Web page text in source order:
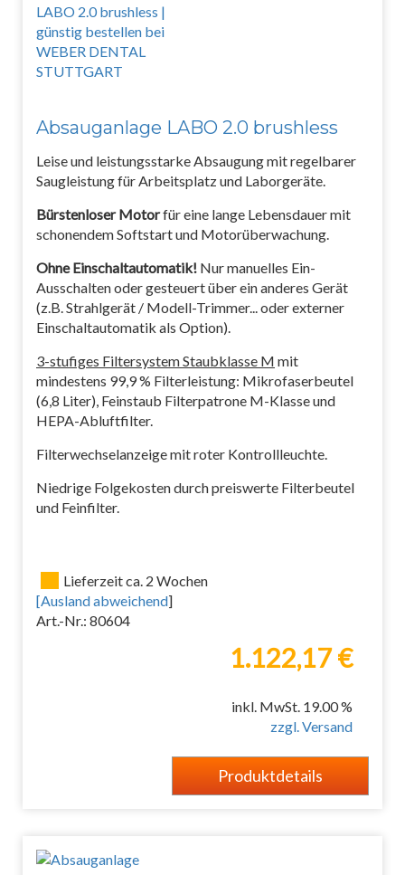
Absauganlage LABO 2.0 brushless
Leise und leistungsstarke Absaugung mit regelbarer
Saugleistung für Arbeitsplatz und Laborgeräte.
Bürstenloser Motorfür eine lange Lebensdauer mit
schonendem Softstart und Motorüberwachung.
Ohne Einschaltautomatik! Nur manuelles Ein-
Ausschalten oder gesteuert über ein anderes Gerät
(z.B. Strahlgerät / Modell-Trimmer... oder externer
Einschaltautomatik als Option).
3-stufiges Filtersystem Staubklasse M mit
mindestens 99,9 % Filterleistung: Mikrofaserbeutel
(6,8 Liter), Feinstaub Filterpatrone M-Klasse und
HEPA-Abluftfilter.
Filterwechselanzeige mit roter Kontrollleuchte.
Niedrige Folgekosten durch preiswerte Filterbeutel
und Feinfilter.
Lieferzeit ca. 2 Wochen
[Ausland abweichend]
Art.-Nr.: 80604
1.122,17 €
inkl. MwSt. 19.00 %
zzgl. Versand
Produktdetails